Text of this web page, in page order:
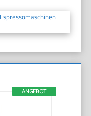
Espressomaschinen
ANGEBOT